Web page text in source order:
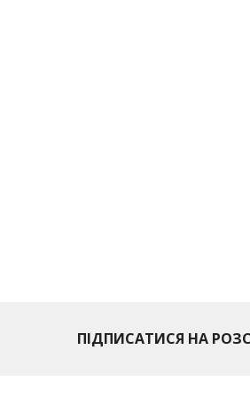
ПІДПИСАТИСЯ НА